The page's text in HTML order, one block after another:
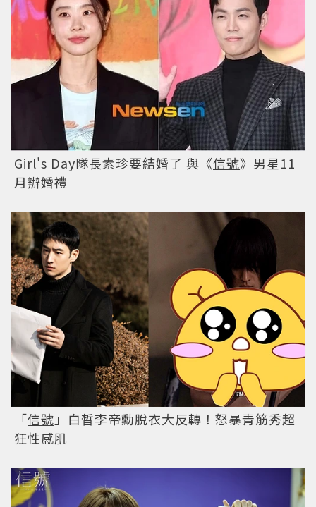
Girl's Day隊長素珍要結婚了 與《信號》男星11
月辦婚禮
「信號 」白皙李帝勳脫衣大反轉！怒暴青筋秀超
狂性感肌